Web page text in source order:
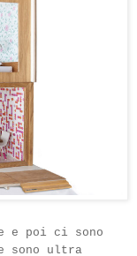
e poi ci sono
sono ultra